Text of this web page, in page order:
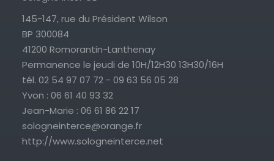
145-147, rue du Président Wilson
BP 300084
41200 Romorantin-Lanthenay
Permanence le jeudi de 10H/12H30 13H30/16H
tél. 02 54 97 07 72 - 09 63 56 05 28
Yvon : 06 61 40 93 32
Jean-Marie : 06 61 86 22 17
sologneinterce@orange.fr
http://www.sologneinterce.net